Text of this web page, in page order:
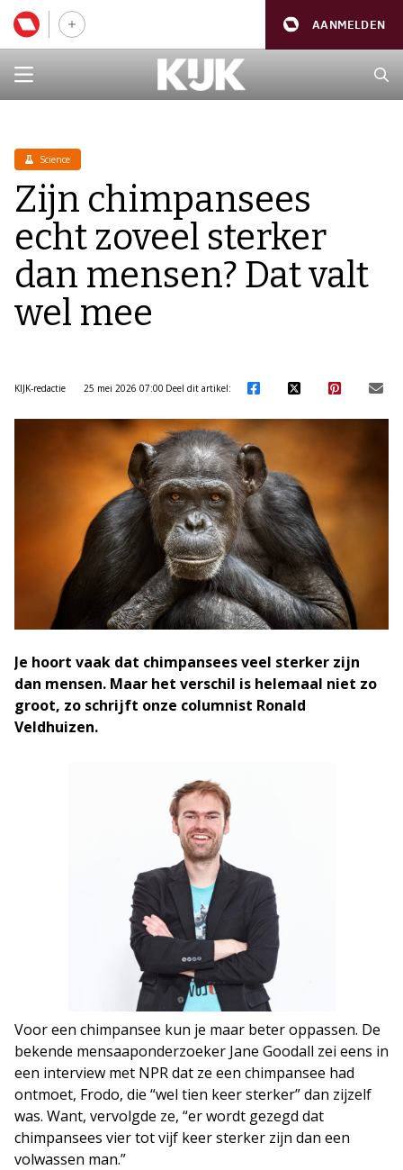
AANMELDEN
Science
Zijn chimpansees
echt zoveel sterker
dan mensen? Dat valt
wel mee
KIJK-redactie 25 mei 2026 07:00 Deel dit artikel:
Je hoort vaak dat chimpansees veel sterker zijn
dan mensen. Maar het verschil is helemaal niet zo
groot, zo schrijft onze columnist Ronald
Veldhuizen.
Voor een chimpansee kun je maar beter oppassen. De
bekende mensaaponderzoeker Jane Goodall zei eens in
een interview met NPR dat ze een chimpansee had
ontmoet, Frodo, die “wel tien keer sterker” dan zijzelf
was. Want, vervolgde ze, “er wordt gezegd dat
chimpansees vier tot vijf keer sterker zijn dan een
volwassen man.”